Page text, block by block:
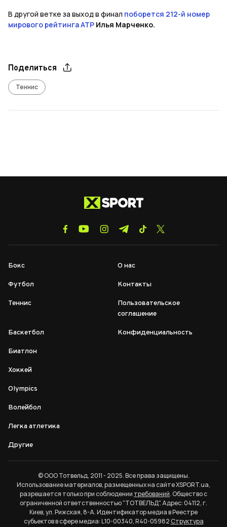
В другой ветке за выход в финал поборется 212-й номер
мирового рейтинга АТР Илья Марченко.
Поделиться
Теннис
Бокс
Футбол
Теннис
Баскетбол
Биатлон
Хоккей
Olympics
Волейбол
Легка атлетика
Другие
О нас
Контакты
Пользовательское
соглашение
Конфиденциальность
© ООО Тотвельд, 2011 - 2025. Все права защищены.
Использование материалов, размещенных на сайте XSPORT.ua,
разрешается только при соблюдении требований. Общество с
ограниченной ответственностью "ТОТВЕЛЬД". Адрес: 04112, г.
Киев, ул. Рижская, 8-А. Идентификатор медиа в Реестре
субъектов в сфере медиа: L10-00340, R40-05982Структура